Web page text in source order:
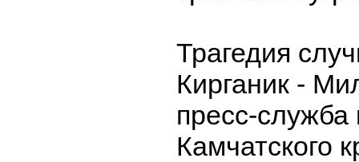
Трагедия
Кирганик -
пресс-служба
Камчатского